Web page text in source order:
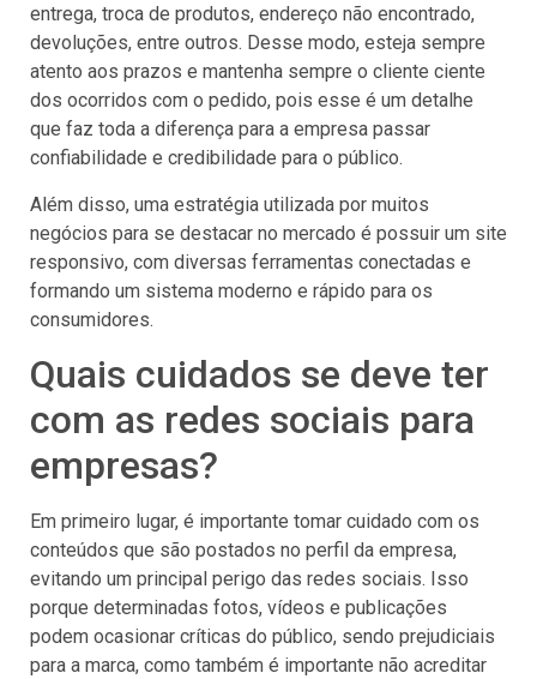
entrega, troca de produtos, endereço não encontrado,
devoluções, entre outros. Desse modo, esteja sempre
atento aos prazos e mantenha sempre o cliente ciente
dos ocorridos com o pedido, pois esse é um detalhe
que faz toda a diferença para a empresa passar
confiabilidade e credibilidade para o público.
Além disso, uma estratégia utilizada por muitos
negócios para se destacar no mercado é possuir um site
responsivo, com diversas ferramentas conectadas e
formando um sistema moderno e rápido para os
consumidores.
Quais cuidados se deve ter
com as redes sociais para
empresas?
Em primeiro lugar, é importante tomar cuidado com os
conteúdos que são postados no perfil da empresa,
evitando um principal perigo das redes sociais. Isso
porque determinadas fotos, vídeos e publicações
podem ocasionar críticas do público, sendo prejudiciais
para a marca, como também é importante não acreditar